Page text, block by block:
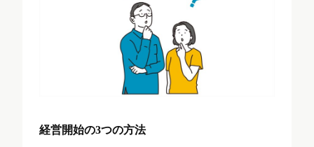
経営開始の3つの方法